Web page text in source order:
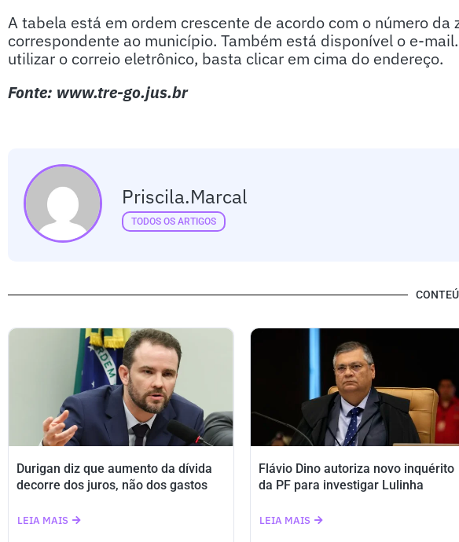
A tabela está em ordem crescente de acordo com o número da
correspondente ao município. Também está disponível o e-
utilizar o correio eletrônico, basta clicar em cima do endereço.
Fonte: www.tre-go.jus.br
Priscila.marcal
TODOS OS ARTIGOS
Durigan diz que aumento da dívida
decorre dos juros, não dos gastos
LEIA MAIS
Flávio Dino autoriza novo inquérito
da PF para investigar Lulinha
LEIA MAIS